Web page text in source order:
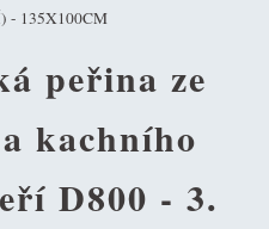
- 135X100CM
peřina ze
kachního
D800 - 3.